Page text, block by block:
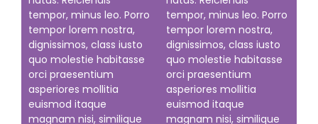
tempor, minus leo. Porro
tempor lorem nostra,
dignissimos, class iusto
quo molestie habitasse
orci praesentium
asperiores mollitia
euismod itaque
magnam nisi, similique
tempor, minus leo. Porro
tempor lorem nostra,
dignissimos, class iusto
quo molestie habitasse
orci praesentium
asperiores mollitia
euismod itaque
magnam nisi, similique